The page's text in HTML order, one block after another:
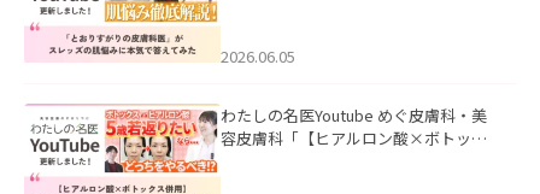
2026.06.05
わたしの名医Youtube めぐ皮膚科・美
容皮膚科「【ヒアルロン酸×ボトック